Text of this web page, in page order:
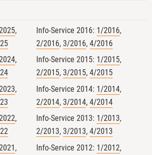
und den Import bis
simuliert
Betriebsmittel konnten
werden. Der
Open Space gab
Teilnehmenden mit
Bio-Inspekteur:innen
Fallstricke und Best
der Kontrollpraxis
zu diskutieren.
,
,
,
,
,
Info-Service 2016: 1/2016,
2/2016,3/2016,4/2016
Info-Service 2015: 1/2015,
2/2015,3/2015,4/2015
Info-Service 2014: 1/2014,
2/2014,3/2014,4/2014
Info-Service 2013: 1/2013,
2/2013,3/2013,4/2013
Info-Service 2012: 1/2012,